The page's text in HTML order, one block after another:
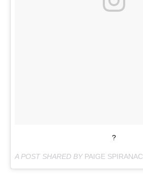
?
A POST SHARED BY PAIGE SPIRANAC